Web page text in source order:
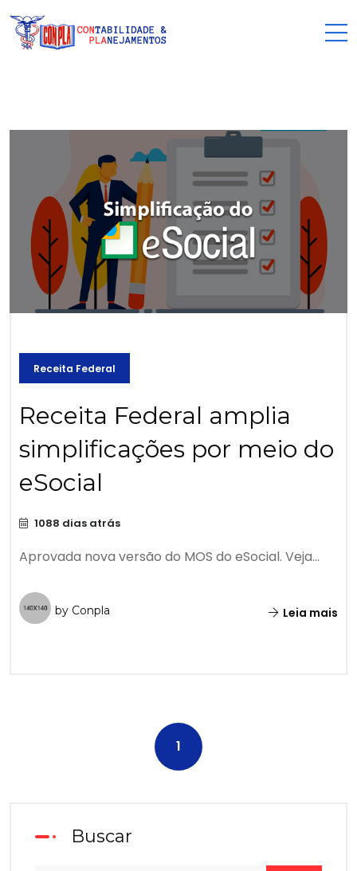
Receita Federal
Receita Federal amplia
simplificações por meio do
eSocial
1088 dias atrás
Aprovada nova versão do MOS do eSocial. Veja...
by Conpla Leia mais
1
Buscar